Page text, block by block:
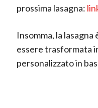
prossima lasagna:
Insomma, la
essere trasformata
personalizzato in